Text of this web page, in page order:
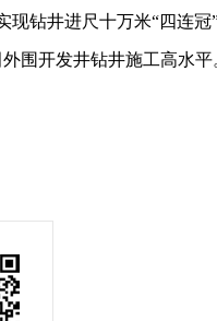
现钻井进尺十万米“四连冠
围开发井钻井施工高水平